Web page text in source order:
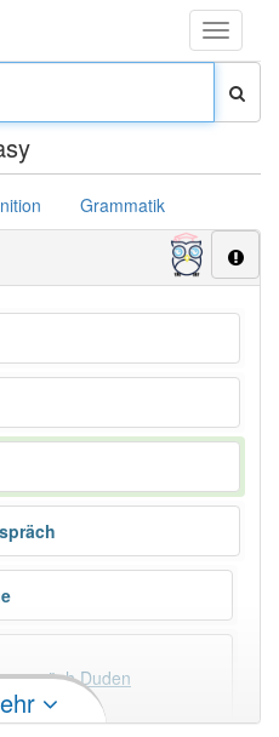
Toggle
Grammatik
Duden